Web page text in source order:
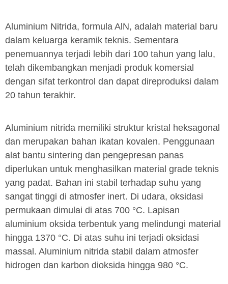
Aluminium Nitrida, formula AlN, adalah material baru
dalam keluarga keramik teknis. Sementara
penemuannya terjadi lebih dari 100 tahun yang lalu,
telah dikembangkan menjadi produk komersial
dengan sifat terkontrol dan dapat direproduksi dalam
20 tahun terakhir.
Aluminium nitrida memiliki struktur kristal heksagonal
dan merupakan bahan ikatan kovalen. Penggunaan
alat bantu sintering dan pengepresan panas
diperlukan untuk menghasilkan material grade teknis
yang padat. Bahan ini stabil terhadap suhu yang
sangat tinggi di atmosfer inert. Di udara, oksidasi
permukaan dimulai di atas 700 °C. Lapisan
aluminium oksida terbentuk yang melindungi material
hingga 1370 °C. Di atas suhu ini terjadi oksidasi
massal. Aluminium nitrida stabil dalam atmosfer
hidrogen dan karbon dioksida hingga 980 °C.